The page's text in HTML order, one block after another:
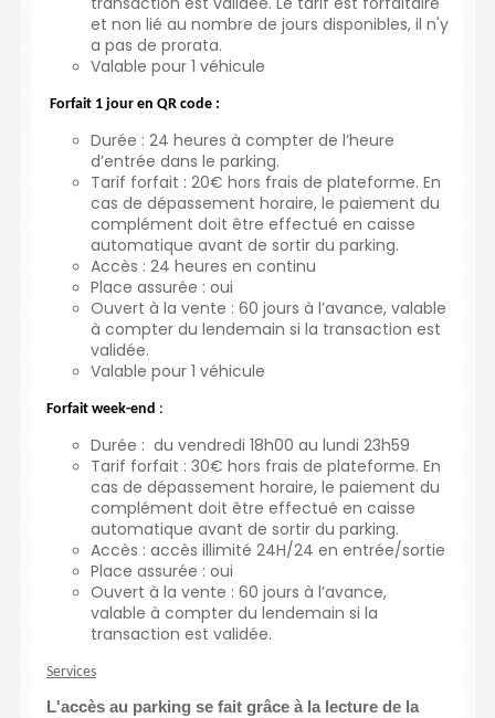
et non lié au nombre de jours disponibles, il n'y
a pas de prorata.
Valable pour 1 véhicule
Forfait 1 jour en QR code :
Durée : 24 heures à compter de l’heure
d’entrée dans le parking.
Tarif forfait : 20€ hors frais de plateforme. En
cas de dépassement horaire, le paiement du
complément doit être effectué en caisse
automatique avant de sortir du parking.
Accès : 24 heures en continu
Place assurée : oui
Ouvert à la vente : 60 jours à l’avance, valable
à compter du lendemain si la transaction est
validée.
Valable pour 1 véhicule
Forfait week-end :
Durée : du vendredi 18h00 au lundi 23h59
Tarif forfait : 30€ hors frais de plateforme. En
cas de dépassement horaire, le paiement du
complément doit être effectué en caisse
automatique avant de sortir du parking.
Accès : accès illimité 24H/24 en entrée/sortie
Place assurée : oui
Ouvert à la vente : 60 jours à l’avance,
valable à compter du lendemain si la
transaction est validée.
Services
L'accès au parking se fait grâce à la lecture de la